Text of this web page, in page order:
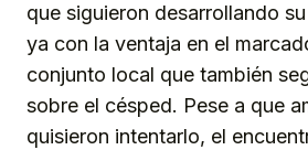
que siguieron desarrollando
ya con la ventaja en el
conjunto local que también
sobre el césped. Pese a que
quisieron intentarlo, el